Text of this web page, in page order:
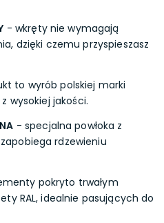
- wkręty nie wymagają
dzięki czemu przyspieszasz
to wyrób polskiej marki
wysokiej jakości.
- specjalna powłoka z
rdzewieniu
pokryto trwałym
RAL, idealnie pasujących do